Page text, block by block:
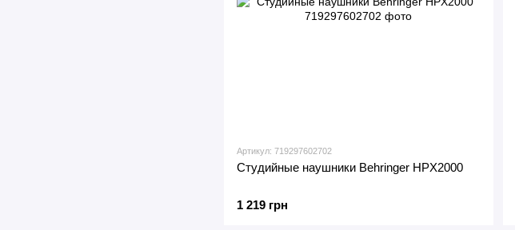
Артикул: 719297602702
Студийные наушники Behringer HPX2000
1 219 грн